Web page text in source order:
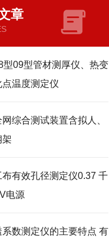
章
型09型管材测厚仪、热变
温度测定仪
综合测试装置含拟人、
架
有效孔径测定仪0.37 千
电源
系数测定仪的主要特点 有